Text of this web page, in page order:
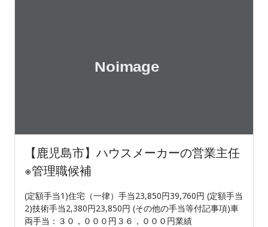
【鹿児島市】ハウスメーカーの営業主任
※管理職候補
(定額手当1)住宅（一律）手当23,850円39,760円 (定額手当
2)技術手当2,380円23,850円 (その他の手当等付記事項)車
両手当：３０，０００円３６，０００円業績